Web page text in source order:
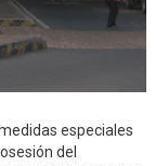
especiales
del